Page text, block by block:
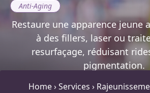
Anti-Aging
Restaure une apparence jeune
à des fillers, laser ou
resurfaçage, réduisant
pigmentation.
Home›Services ›